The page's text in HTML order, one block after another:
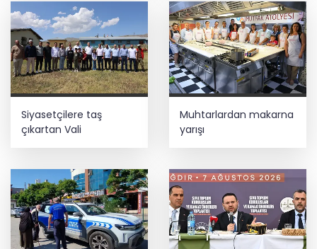
komisyondan geçti
Lukaku Fener’e mi, Beşiktaş’a mı geliyor?
Siyasetçilere taş
çıkartan Vali
Muhtarlardan makarna
yarışı